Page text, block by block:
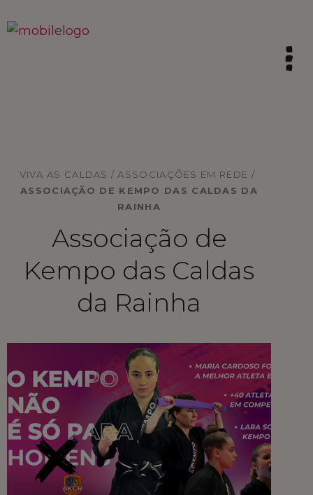
SINTA A TRADIÇÃO
VIVA AS CALDAS
VIBRE COM A INOVAÇÃO
COMPRE LOCAL
FALE CONNOSCO
MARKETPLACE
VIVA AS CALDAS/ ASSOCIAÇÕES EM REDE /
ASSOCIAÇÃO DE KEMPO DAS CALDAS DA
RAINHA
Associação de
Kempo das Caldas
da Rainha